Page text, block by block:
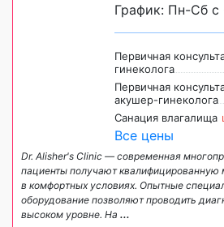
График: Пн-Сб с
Первичная
гинеколога
Первичная
акушер-гинеколога
Санация влагалища
Все цены
Dr. Alisher's Clinic — современная
пациенты получают
в комфортных условиях. Опытные
оборудование позволяют проводить
высоком уровне. На ...